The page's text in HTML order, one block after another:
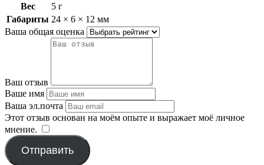
Вес
5 г
Габариты 24 × 6 × 12 мм
Ваша общая оценка
Ваш отзыв
Ваше имя
Ваша эл.почта
Этот отзыв основан на моём опыте и выражает моё личное
мнение.
Отправить